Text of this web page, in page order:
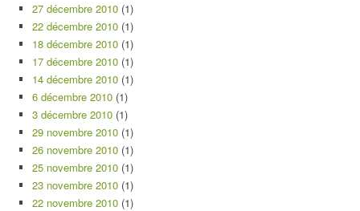
27 décembre 2010 (1)
22 décembre 2010 (1)
18 décembre 2010 (1)
17 décembre 2010 (1)
14 décembre 2010 (1)
6 décembre 2010 (1)
3 décembre 2010 (1)
29 novembre 2010 (1)
26 novembre 2010 (1)
25 novembre 2010 (1)
23 novembre 2010 (1)
22 novembre 2010 (1)